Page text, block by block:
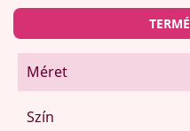
Méret
Szín